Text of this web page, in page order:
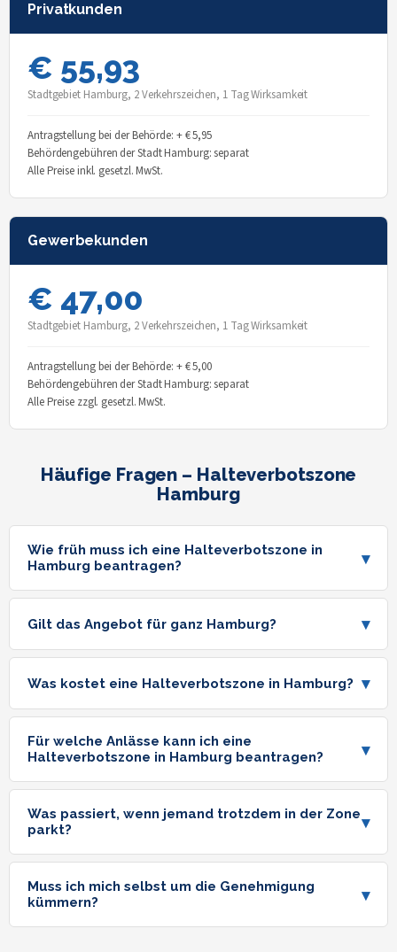
Privatkunden
€ 55,93
Stadtgebiet Hamburg, 2 Verkehrszeichen, 1 Tag Wirksamkeit
Antragstellung bei der Behörde: + € 5,95
Behördengebühren der Stadt Hamburg: separat
Alle Preise inkl. gesetzl. MwSt.
Gewerbekunden
€ 47,00
Stadtgebiet Hamburg, 2 Verkehrszeichen, 1 Tag Wirksamkeit
Antragstellung bei der Behörde: + € 5,00
Behördengebühren der Stadt Hamburg: separat
Alle Preise zzgl. gesetzl. MwSt.
Häufige Fragen – Halteverbotszone
Hamburg
Wie früh muss ich eine Halteverbotszone in
Hamburg beantragen?
▾
Gilt das Angebot für ganz Hamburg? ▾
Was kostet eine Halteverbotszone in Hamburg? ▾
Für welche Anlässe kann ich eine
Halteverbotszone in Hamburg beantragen?
▾
Was passiert, wenn jemand trotzdem in der Zone
parkt?
▾
Muss ich mich selbst um die Genehmigung
kümmern?
▾